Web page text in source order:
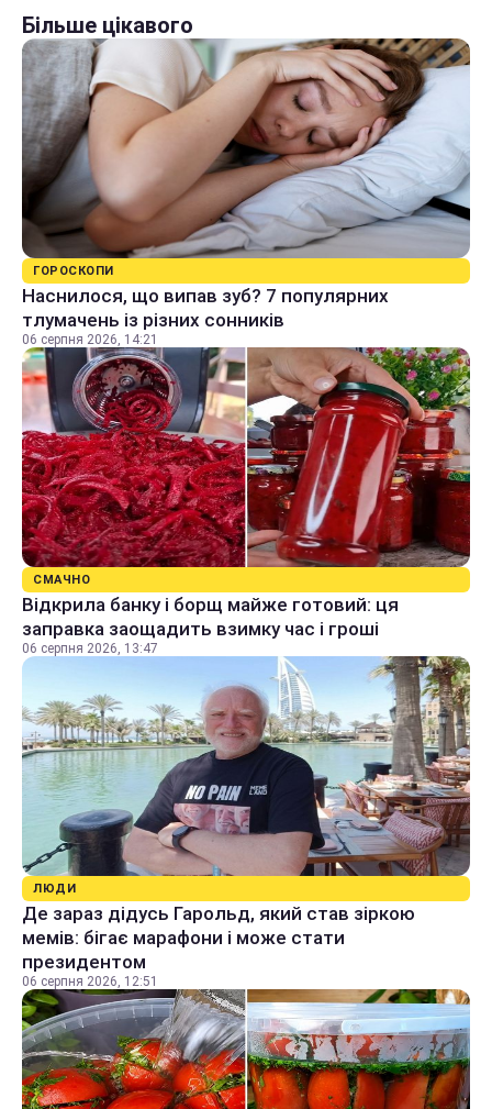
Більше цікавого
ГОРОСКОПИ
Наснилося, що випав зуб? 7 популярних
тлумачень із різних сонників
06 серпня 2026, 14:21
СМАЧНО
Відкрила банку і борщ майже готовий: ця
заправка заощадить взимку час і гроші
06 серпня 2026, 13:47
ЛЮДИ
Де зараз дідусь Гарольд, який став зіркою
мемів: бігає марафони і може стати
президентом
06 серпня 2026, 12:51